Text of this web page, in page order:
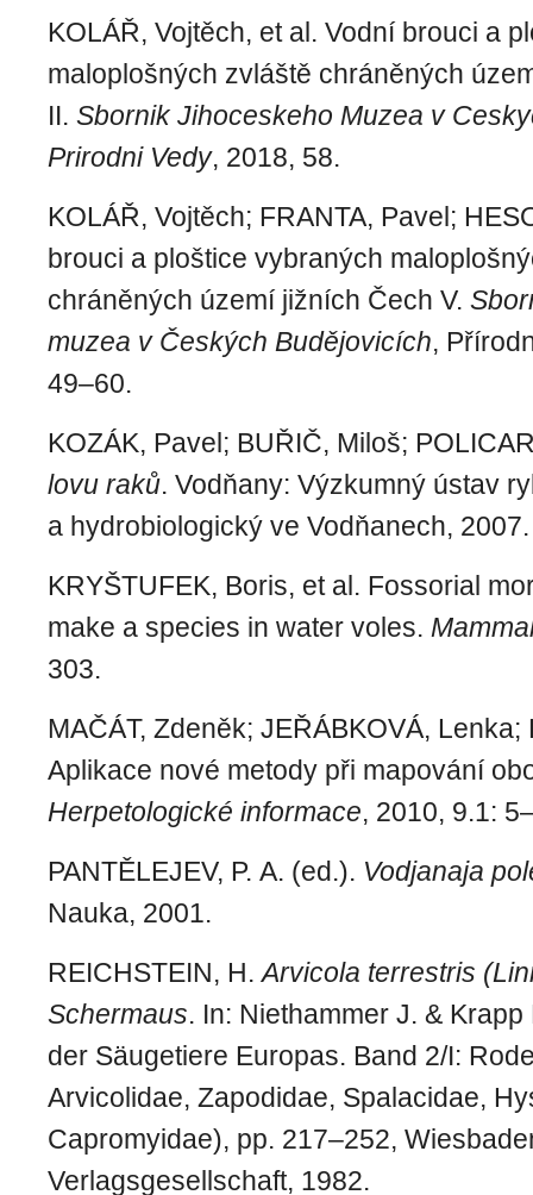
KOLÁŘ, Vojtěch, et al. Vodní brouci a
maloplošných zvláště chráněných
II. Sbornik Jihoceskeho Muzea v
Prirodni Vedy, 2018, 58.
KOLÁŘ, Vojtěch; FRANTA, Pavel;
brouci a ploštice vybraných
chráněných území jižních Čech V.
muzea v Českých Budějovicích,
49–60.
KOZÁK, Pavel; BUŘIČ, Miloš;
lovu raků. Vodňany: Výzkumný ústav
a hydrobiologický ve Vodňanech, 2007.
KRYŠTUFEK, Boris, et al. Fossorial
make a species in water voles.
303.
MAČÁT, Zdeněk; JEŘÁBKOVÁ, Lenka;
Aplikace nové metody při mapování
Herpetologické informace, 2010, 9.1:
PANTĚLEJEV, P. A. (ed.). Vodjanaja
Nauka, 2001.
REICHSTEIN, H.Arvicola terrestris
Schermaus. In: Niethammer J. &
der Säugetiere Europas. Band 2/I:
Arvicolidae, Zapodidae, Spalacidae,
Capromyidae), pp. 217–252,
Verlagsgesellschaft, 1982.